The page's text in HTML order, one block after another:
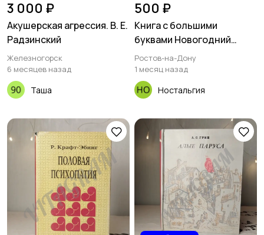
3 000 ₽
Акушерская агрессия. В. Е.
Радзинский
Железногорск
6 месяцев назад
Таша
500 ₽
Книга с большими
буквами Новогодний
праздник Ирина
Гурина.новогодний
праздникДля младшего
возрастаСтихи И. В.
ФАТТАХОВА
Ростов-на-Дону
1 месяц назад
Ностальгия